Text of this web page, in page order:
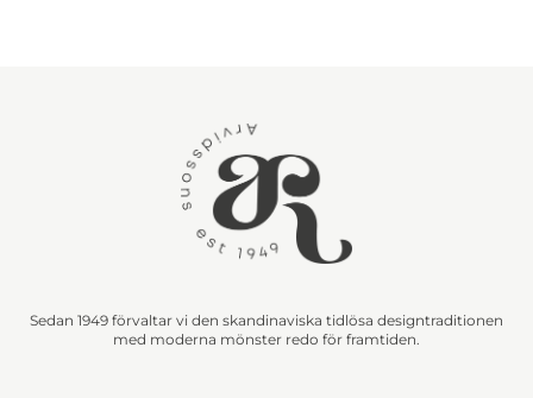
Sedan 1949 förvaltar vi den skandinaviska tidlösa designtraditionen
med moderna mönster redo för framtiden.